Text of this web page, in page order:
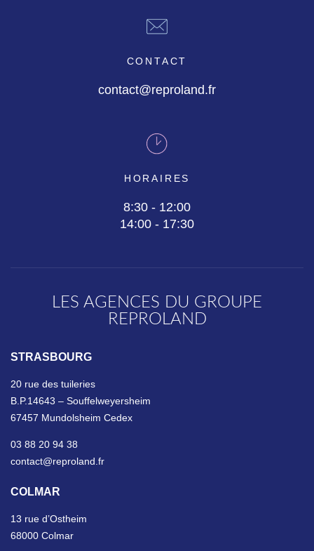
CONTACT
contact@reproland.fr
HORAIRES
8:30 - 12:00
14:00 - 17:30
LES AGENCES DU GROUPE
REPROLAND
STRASBOURG
20 rue des tuileries
B.P.14643 – Souffelweyersheim
67457 Mundolsheim Cedex
03 88 20 94 38
contact@reproland.fr
COLMAR
13 rue d’Ostheim
68000 Colmar